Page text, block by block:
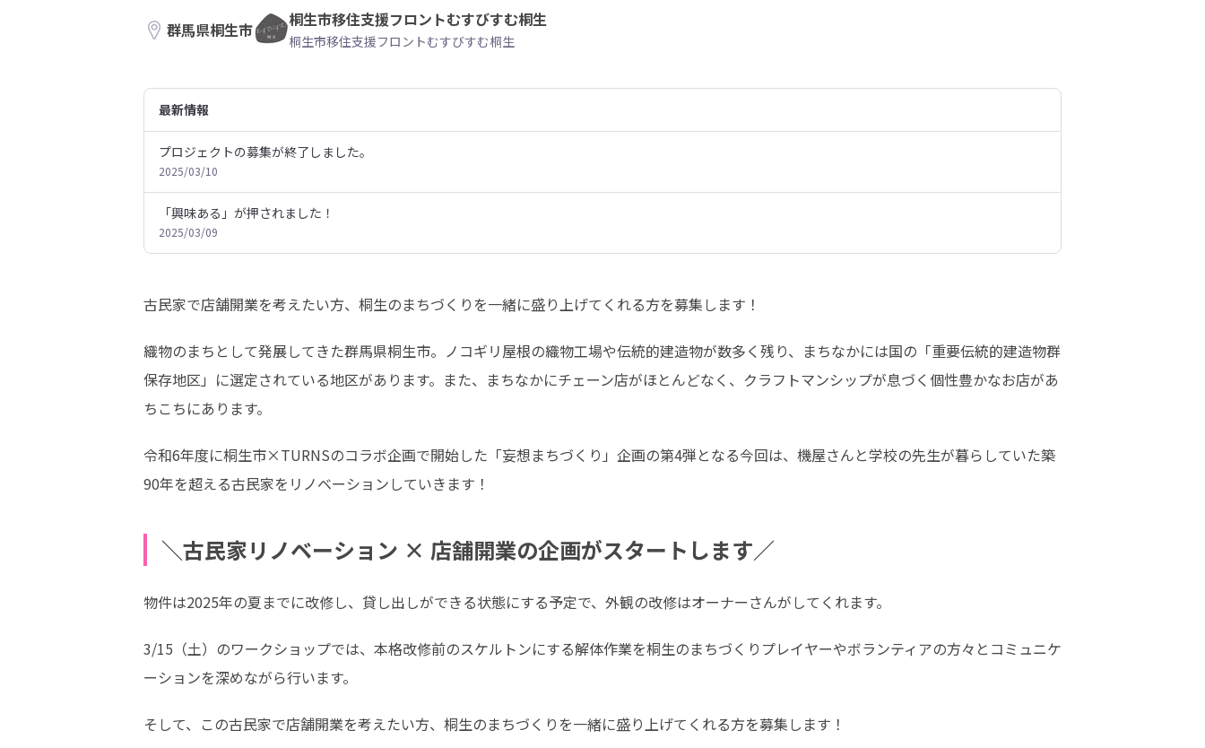
群馬県桐生市 桐生市移住支援フロントむすびすむ桐生
桐生市移住支援フロントむすびすむ桐生
最新情報
プロジェクトの募集が終了しました。
2025/03/10
「興味ある」が押されました！
2025/03/09
古民家で店舗開業を考えたい方、桐生のまちづくりを一緒に盛り上げてくれる方を募集します！
織物のまちとして発展してきた群馬県桐生市。ノコギリ屋根の織物工場や伝統的建造物が数多く残り、まちなかには国の「重要伝統的建造物群
保存地区」に選定されている地区があります。また、まちなかにチェーン店がほとんどなく、クラフトマンシップが息づく個性豊かなお店があ
ちこちにあります。
令和6年度に桐生市×TURNSのコラボ企画で開始した「妄想まちづくり」企画の第4弾となる今回は、機屋さんと学校の先生が暮らしていた築
90年を超える古民家をリノベーションしていきます！
＼古民家リノベーション × 店舗開業の企画がスタートします／
物件は2025年の夏までに改修し、貸し出しができる状態にする予定で、外観の改修はオーナーさんがしてくれます。
3/15（土）のワークショップでは、本格改修前のスケルトンにする解体作業を桐生のまちづくりプレイヤーやボランティアの方々とコミュニケ
ーションを深めながら行います。
そして、この古民家で店舗開業を考えたい方、桐生のまちづくりを一緒に盛り上げてくれる方を募集します！